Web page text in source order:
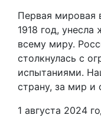
Первая мировая
1918 год,
всему миру.
столкнулась с
испытаниями.
страну, за мир и
1 августа 2024